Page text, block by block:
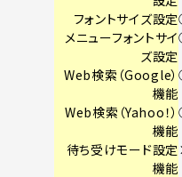
フォントサイズ設定
メニューフォントサイ
ズ設定
Web検索（Google）
機能
Web検索（Yahoo！）
機能
待ち受けモード設定
機能